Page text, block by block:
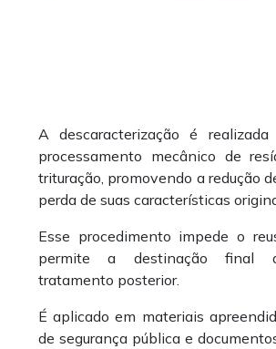
A descaracterização é
processamento mecânico de
trituração, promovendo a redução
perda de suas características
Esse procedimento impede o
permite a destinação final
tratamento posterior.
É aplicado em materiais
de segurança pública e